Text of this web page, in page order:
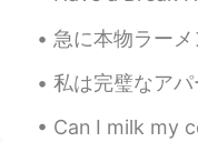
急に本物ラーメンを食べたくなった🤔 バルセロナには色々なラーメン屋が
私は完璧なアパートを見つけました🎉。 目黒駅の近く
Can I milk my content out with